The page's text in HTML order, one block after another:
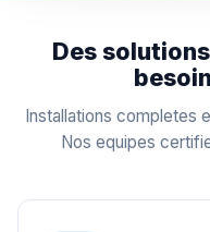
Des
Installations completes
Nos equipes